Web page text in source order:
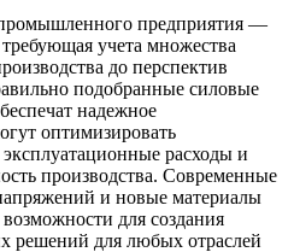
предприятия —
учета множества
до перспектив
подобранные силовые
надежное
оптимизировать
расходы и
производства. Современные
и новые материалы
для создания
решений для любых отраслей